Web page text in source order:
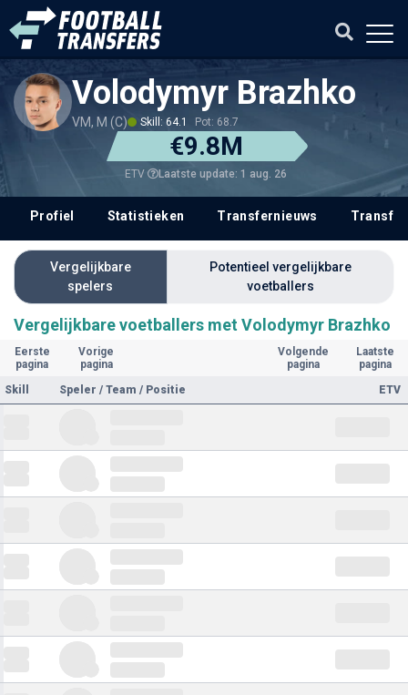
Volodymyr Brazhko
VM, M (C) Skill: 64.1 Pot: 68.7
€9.8M
ETV Laatste update: 1 aug. 26
Profiel Statistieken Transfernieuws
Vergelijkbare
spelers
Potentieel vergelijkbare
voetballers
Vergelijkbare voetballers met Volodymyr Brazhko
Eerste
pagina
Vorige
pagina
Volgende
pagina
Laatste
pagina
Skill
Speler / Team / Positie ETV